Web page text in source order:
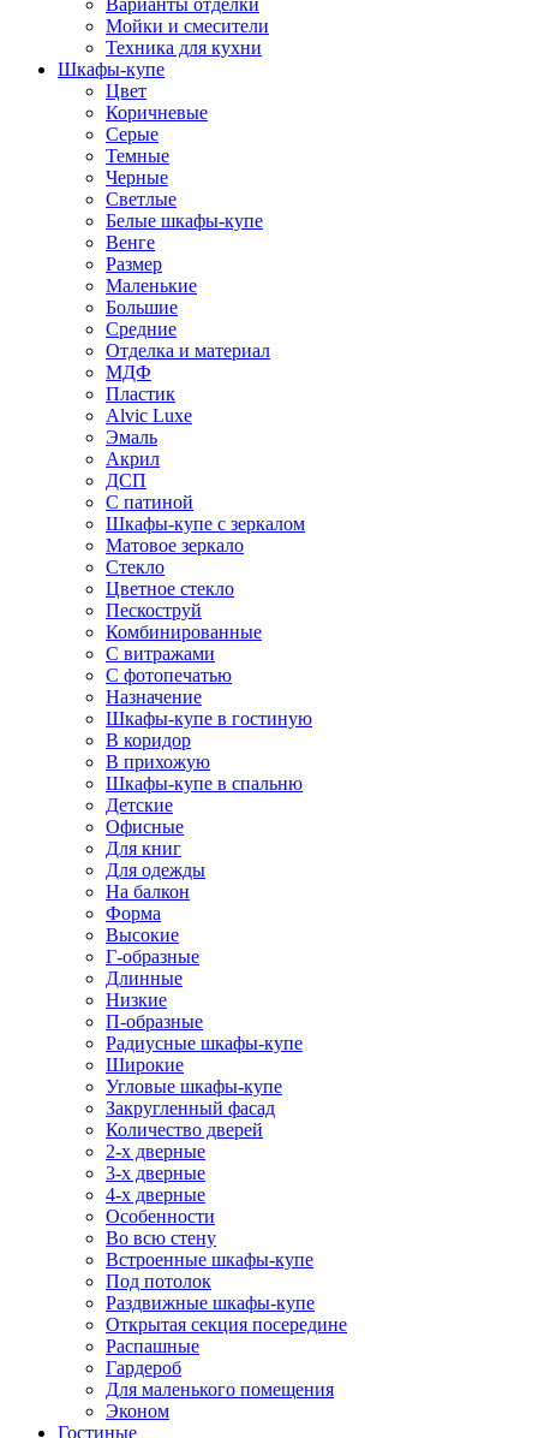
Варианты отделки
Мойки и смесители
Техника для кухни
Шкафы-купе
Цвет
Коричневые
Серые
Темные
Черные
Светлые
Белые шкафы-купе
Венге
Размер
Маленькие
Большие
Средние
Отделка и материал
МДФ
Пластик
Alvic Luxe
Эмаль
Акрил
ДСП
С патиной
Шкафы-купе с зеркалом
Матовое зеркало
Стекло
Цветное стекло
Пескоструй
Комбинированные
С витражами
С фотопечатью
Назначение
Шкафы-купе в гостиную
В коридор
В прихожую
Шкафы-купе в спальню
Детские
Офисные
Для книг
Для одежды
На балкон
Форма
Высокие
Г-образные
Длинные
Низкие
П-образные
Радиусные шкафы-купе
Широкие
Угловые шкафы-купе
Закругленный фасад
Количество дверей
2-х дверные
3-х дверные
4-х дверные
Особенности
Во всю стену
Встроенные шкафы-купе
Под потолок
Раздвижные шкафы-купе
Открытая секция посередине
Распашные
Гардероб
Для маленького помещения
Эконом
Гостиные